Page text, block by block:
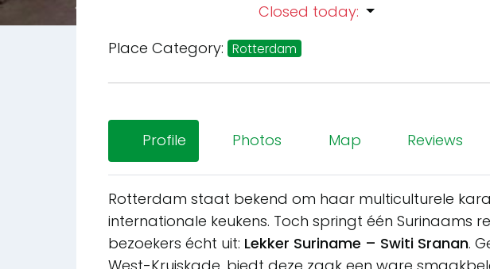
Closed today:
Place Category: Rotterdam
Profile Photos Map Reviews
Rotterdam staat bekend om haar multiculturele
internationale keukens. Toch springt één Surinaams
bezoekers écht uit: Lekker Suriname – Switi Sranan.